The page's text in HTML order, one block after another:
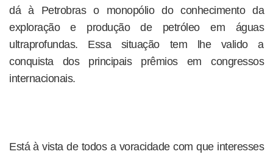
dá à Petrobras o monopólio do conhecimento da
exploração e produção de petróleo em águas
ultraprofundas. Essa situação tem lhe valido a
conquista dos principais prêmios em congressos
internacionais.
Está à vista de todos a voracidade com que interesses